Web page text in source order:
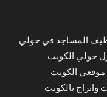
حولي الكويت
الكويت
بالكويت